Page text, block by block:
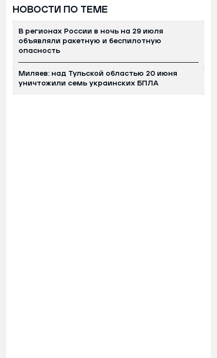
НОВОСТИ ПО ТЕМЕ
В регионах России в ночь на 29 июля
объявляли ракетную и беспилотную
опасность
Миляев: над Тульской областью 20 июня
уничтожили семь украинских БПЛА